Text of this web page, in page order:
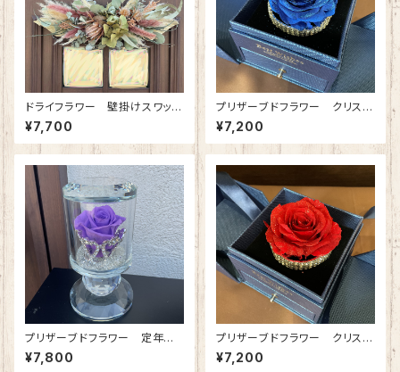
ドライフラワー 壁掛けスワッ
グ (幅50cm)
¥7,700
プリザーブドフラワー クリスタ
ルブレス(ジュエリーボックス)
ロイヤルブルー
¥7,200
プリザーブドフラワー 定年退
職の方へ クリスタルティアラ
(クラシックラベンダー)
¥7,800
プリザーブドフラワー クリスタ
ルブレス(ジュエリーボックス)
クリスマスレッド
¥7,200